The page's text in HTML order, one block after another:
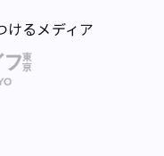
けるメディア